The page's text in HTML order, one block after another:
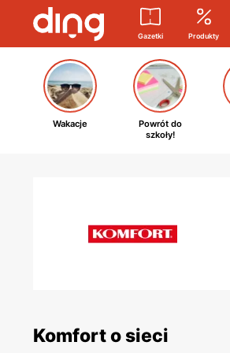
Gazetki Produkty
Wakacje
Powrót do
szkoły!
Komfort o sieci